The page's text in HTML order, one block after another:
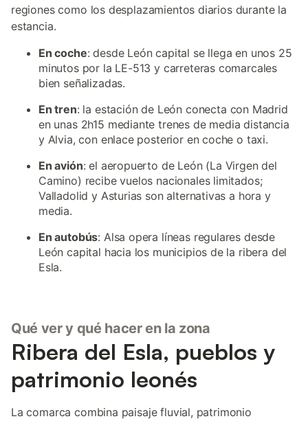
regiones como los desplazamientos diarios durante la
estancia.
En coche: desde León capital se llega en unos 25
minutos por la LE-513 y carreteras comarcales
bien señalizadas.
En tren: la estación de León conecta con Madrid
en unas 2h15 mediante trenes de media distancia
y Alvia, con enlace posterior en coche o taxi.
En avión: el aeropuerto de León (La Virgen del
Camino) recibe vuelos nacionales limitados;
Valladolid y Asturias son alternativas a hora y
media.
En autobús: Alsa opera líneas regulares desde
León capital hacia los municipios de la ribera del
Esla.
Qué ver y qué hacer en la zona
Ribera del Esla, pueblos y
patrimonio leonés
La comarca combina paisaje fluvial, patrimonio